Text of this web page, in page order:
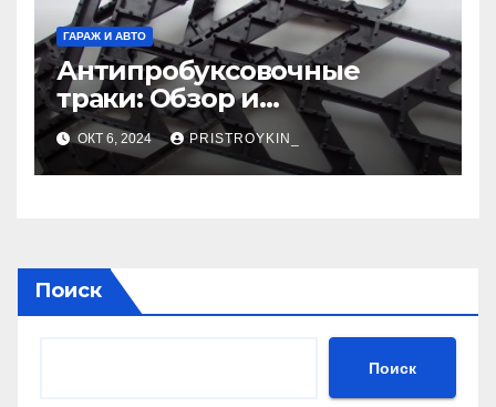
ГАРАЖ И АВТО
Антипробуксовочные
траки: Обзор и
Преимущества
ОКТ 6, 2024 PRISTROYKIN_
Поиск
Поиск